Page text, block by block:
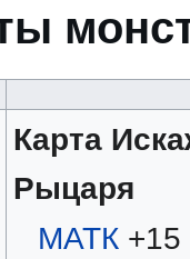
Карта
Рыцаря
MАТК+15